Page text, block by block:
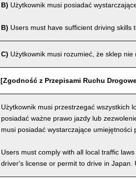
B) Użytkownik musi posiadać
B) Users must have sufficient driving skills
C) Użytkownik musi rozumieć, że sklep
[Zgodność z Przepisami Ruchu
Użytkownik musi przestrzegać wszystkich
posiadać ważne prawo jazdy lub
musi posiadać wystarczające umiejętności
Users must comply with all local traffic
driver's license or permit to drive in Japan.